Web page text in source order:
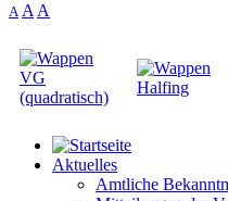
A A A
Aktuelles
Amtliche